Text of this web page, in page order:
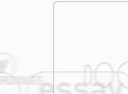
Eröffnungsshows beim Montreux Jazz
Summer lädt zum wiederholten Male
der schönsten und heiß umkämpften
Pop in Köln, die endgültig der
Europas, Couleur Café in Belgien, die